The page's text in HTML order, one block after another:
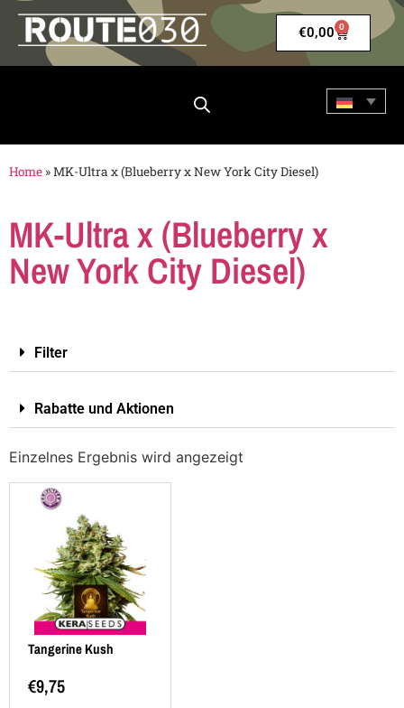
€0,00 0
Home »MK-Ultra x (Blueberry x New York City Diesel)
MK-Ultra x (Blueberry x
New York City Diesel)
Filter
Rabatte und Aktionen
Einzelnes Ergebnis wird angezeigt
Tangerine Kush
€9,75